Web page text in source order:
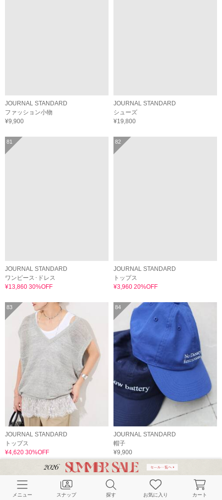
JOURNAL STANDARD
ファッション小物
¥9,900
JOURNAL STANDARD
シューズ
¥19,800
81
JOURNAL STANDARD
ワンピース･ドレス
¥13,860 30%OFF
82
JOURNAL STANDARD
トップス
¥3,960 20%OFF
83
JOURNAL STANDARD
トップス
¥4,620 30%OFF
84
JOURNAL STANDARD
帽子
¥9,900
86
メニュー スナップ 探す お気に入り カート